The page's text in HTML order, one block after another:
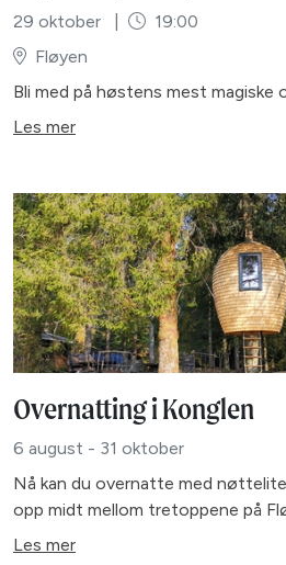
29 oktober
19:00
Fløyen
Bli med på høstens mest magiske
Les mer
Overnatting i Konglen
6 august - 31 oktober
Nå kan du overnatte med
opp midt mellom tretoppene på
Les mer